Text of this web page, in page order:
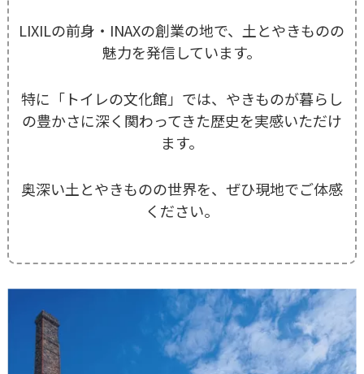
LIXILの前身・INAXの創業の地で、土とやきものの
魅力を発信しています。
特に「トイレの文化館」では、やきものが暮らし
の豊かさに深く関わってきた歴史を実感いただけ
ます。
奥深い土とやきものの世界を、ぜひ現地でご体感
ください。